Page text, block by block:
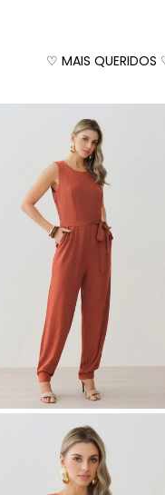
♡ MAIS QUERIDOS